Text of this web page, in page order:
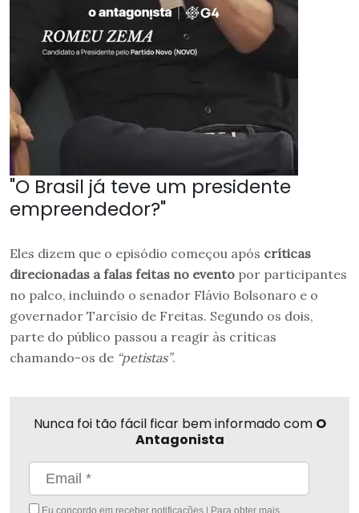
"O Brasil já teve um presidente
empreendedor?"
Eles dizem que o episódio começou após críticas
direcionadas a falas feitas no evento por participantes
no palco, incluindo o senador Flávio Bolsonaro e o
governador Tarcísio de Freitas. Segundo os dois,
parte do público passou a reagir às críticas
chamando-os de “petistas”.
Nunca foi tão fácil ficar bem informado com O
Antagonista